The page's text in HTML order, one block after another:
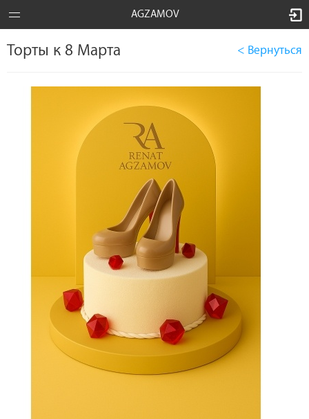
AGZAMOV
Торты к 8 Марта < Вернуться